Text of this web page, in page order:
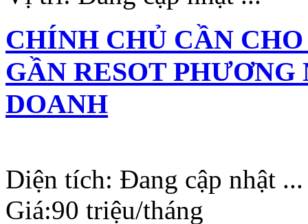
CHÍNH CHỦ CẦN
GẦN RESOT
DOANH
Diện tích: Đang cập nhật ...
Giá:90 triệu/tháng